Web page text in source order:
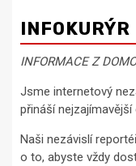
INFOKURÝR
INFORMACE Z
Jsme internetový
přináší
Naši nezávislí
o to, abyste vždy